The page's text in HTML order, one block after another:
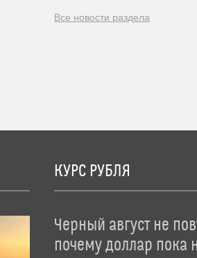
Все новости раздела
КУРС РУБЛЯ
Черный август не
почему доллар пока